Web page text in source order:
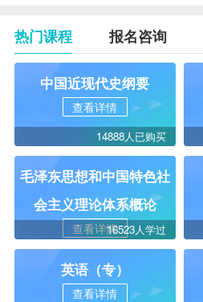
热门课程 报名咨询
中国近现代史纲要
查看详情
14888人已购买
毛泽东思想和中国特色社
会主义理论体系概论
查看详情16523人学过
英语（专）
查看详情